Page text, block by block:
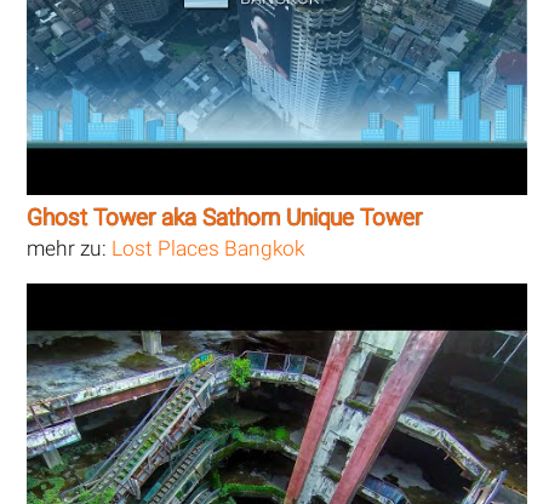
Ghost Tower aka Sathorn Unique Tower
mehr zu: Lost Places Bangkok